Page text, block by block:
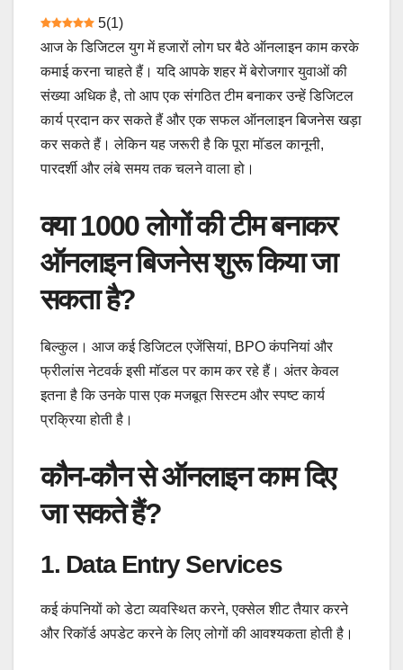
5(1)
आज के डिजिटल युग में हजारों लोग घर बैठे ऑनलाइन काम करके
कमाई करना चाहते हैं। यदि आपके शहर में बेरोजगार युवाओं की
संख्या अधिक है, तो आप एक संगठित टीम बनाकर उन्हें डिजिटल
कार्य प्रदान कर सकते हैं और एक सफल ऑनलाइन बिजनेस खड़ा
कर सकते हैं। लेकिन यह जरूरी है कि पूरा मॉडल कानूनी,
पारदर्शी और लंबे समय तक चलने वाला हो।
क्या 1000 लोगों की टीम बनाकर
ऑनलाइन बिजनेस शुरू किया जा
सकता है?
बिल्कुल। आज कई डिजिटल एजेंसियां, BPO कंपनियां और
फ्रीलांस नेटवर्क इसी मॉडल पर काम कर रहे हैं। अंतर केवल
इतना है कि उनके पास एक मजबूत सिस्टम और स्पष्ट कार्य
प्रक्रिया होती है।
कौन-कौन से ऑनलाइन काम दिए
जा सकते हैं?
1. Data Entry Services
कई कंपनियों को डेटा व्यवस्थित करने, एक्सेल शीट तैयार करने
और रिकॉर्ड अपडेट करने के लिए लोगों की आवश्यकता होती है।